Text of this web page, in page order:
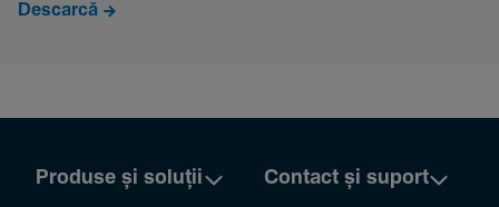
Descarcă
Produse și soluții Contact și suport